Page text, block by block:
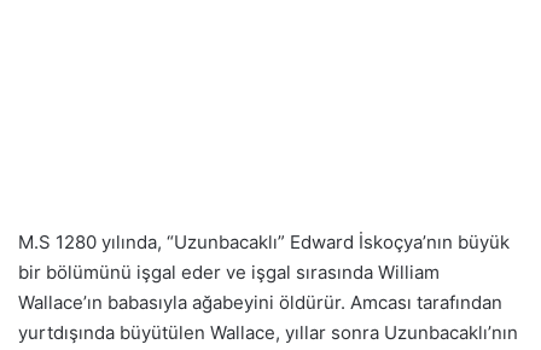
M.S 1280 yılında, “Uzunbacaklı” Edward İskoçya’nın büyük
bir bölümünü işgal eder ve işgal sırasında William
Wallace’ın babasıyla ağabeyini öldürür. Amcası tarafından
yurtdışında büyütülen Wallace, yıllar sonra Uzunbacaklı’nın